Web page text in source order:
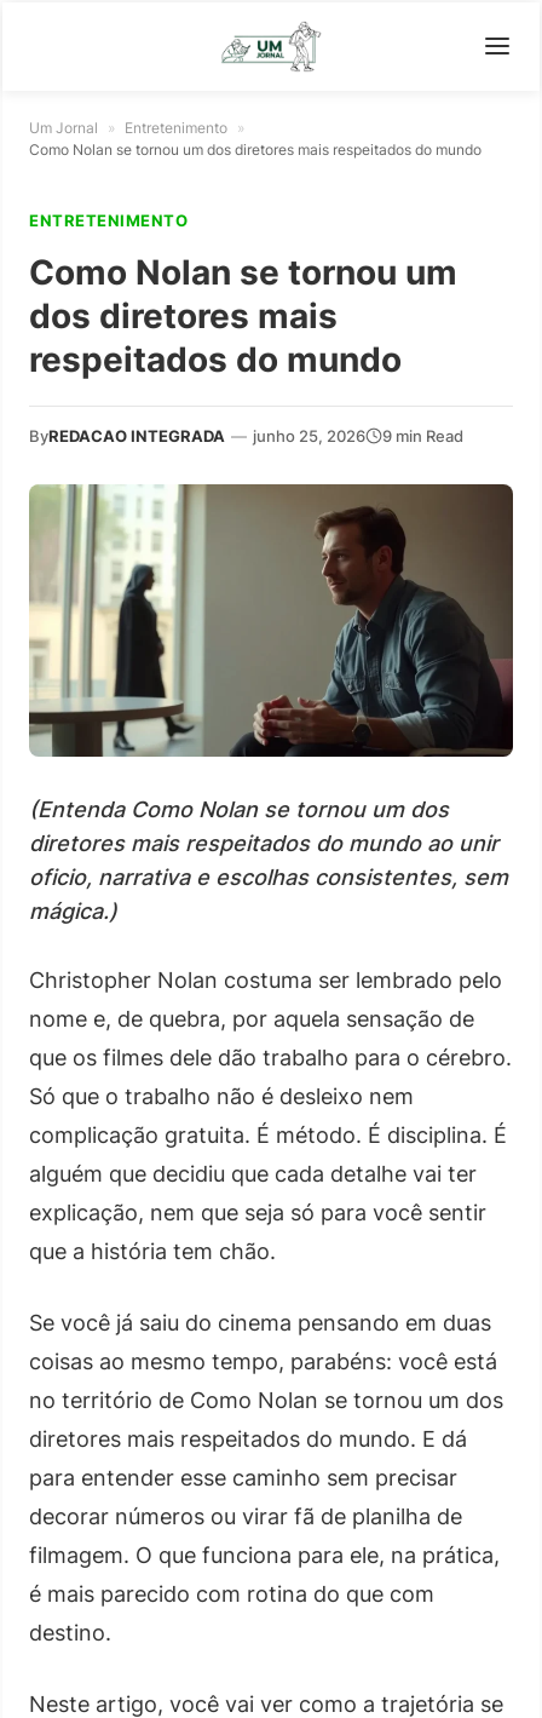
Um Jornal » Entretenimento »
Como Nolan se tornou um dos diretores mais respeitados do mundo
ENTRETENIMENTO
Como Nolan se tornou um
dos diretores mais
respeitados do mundo
ByREDACAO INTEGRADA — junho 25, 2026 9 min Read
(Entenda Como Nolan se tornou um dos
diretores mais respeitados do mundo ao unir
oficio, narrativa e escolhas consistentes, sem
mágica.)
Christopher Nolan costuma ser lembrado pelo
nome e, de quebra, por aquela sensação de
que os filmes dele dão trabalho para o cérebro.
Só que o trabalho não é desleixo nem
complicação gratuita. É método. É disciplina. É
alguém que decidiu que cada detalhe vai ter
explicação, nem que seja só para você sentir
que a história tem chão.
Se você já saiu do cinema pensando em duas
coisas ao mesmo tempo, parabéns: você está
no território de Como Nolan se tornou um dos
diretores mais respeitados do mundo. E dá
para entender esse caminho sem precisar
decorar números ou virar fã de planilha de
filmagem. O que funciona para ele, na prática,
é mais parecido com rotina do que com
destino.
Neste artigo, você vai ver como a trajetória se